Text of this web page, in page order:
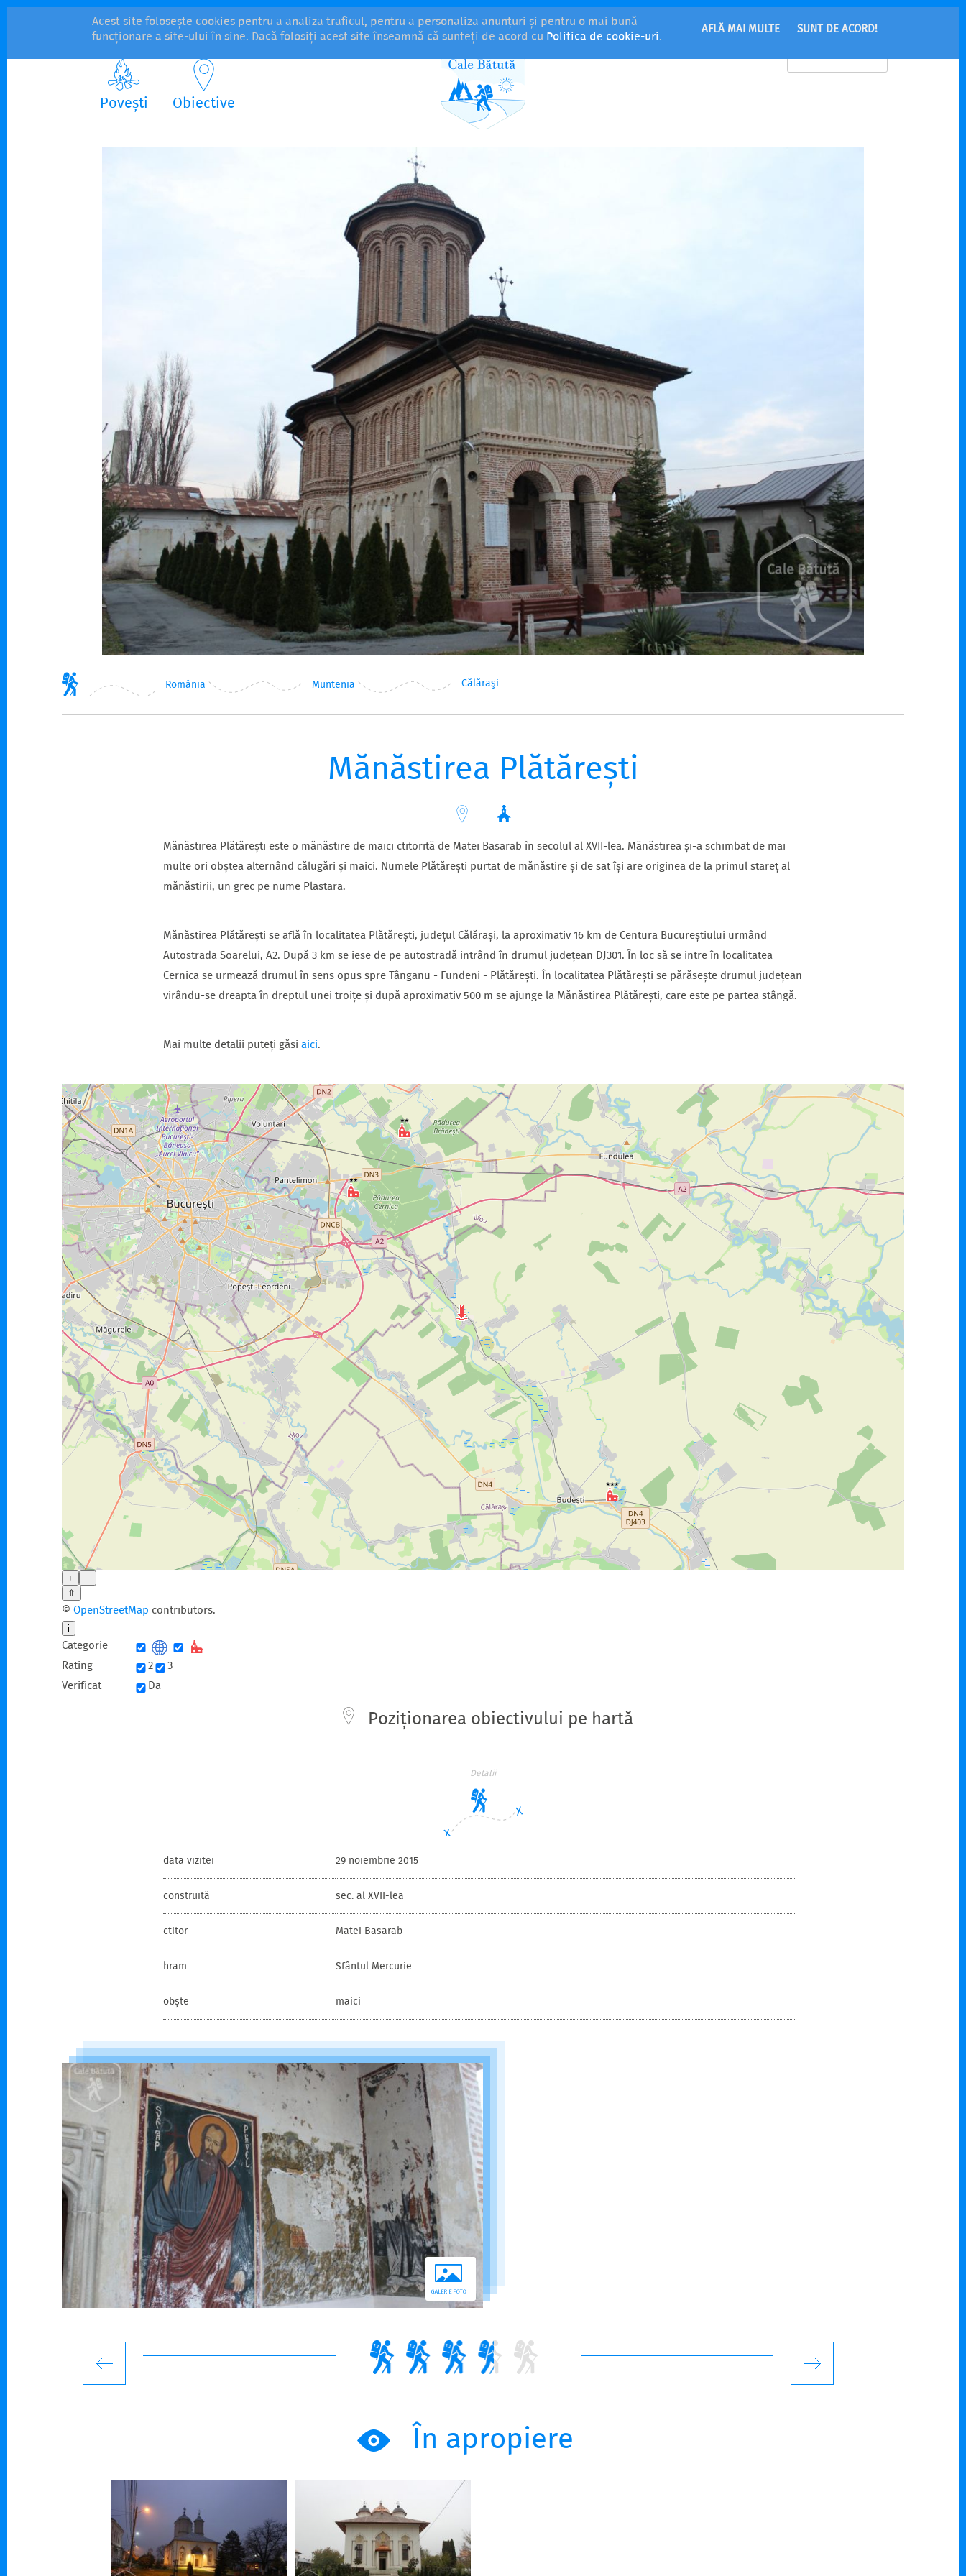
Acest site folosește cookies pentru a analiza traficul, pentru a personaliza anunțuri și pentru o mai bună
funcționare a site-ului în sine. Dacă folosiți acest site înseamnă că sunteți de acord cu Politica de cookie-uri. AFLĂ MAI MULTE SUNT DE ACORD!
Povești Obiective
România Muntenia Călăraşi
Mănăstirea Plătărești
Mănăstirea Plătărești este o mănăstire de maici ctitorită de Matei Basarab în secolul al XVII-lea. Mănăstirea și-a schimbat de mai
multe ori obștea alternând călugări și maici. Numele Plătărești purtat de mănăstire și de sat își are originea de la primul stareț al
mănăstirii, un grec pe nume Plastara.
Mănăstirea Plătărești se află în localitatea Plătărești, județul Călărași, la aproximativ 16 km de Centura Bucureștiului urmând
Autostrada Soarelui, A2. După 3 km se iese de pe autostradă intrând în drumul județean DJ301. În loc să se intre în localitatea
Cernica se urmează drumul în sens opus spre Tânganu - Fundeni - Plătărești. În localitatea Plătărești se părăsește drumul județean
virându-se dreapta în dreptul unei troițe și după aproximativ 500 m se ajunge la Mănăstirea Plătărești, care este pe partea stângă.
Mai multe detalii puteți găsi aici.
+
−
⇧
© OpenStreetMap contributors.
i
Categorie
Rating
2
3
Verificat
Da
Poziționarea obiectivului pe hartă
Detalii
data vizitei 29 noiembrie 2015
construită sec. al XVII-lea
ctitor Matei Basarab
hram Sfântul Mercurie
obște maici
În apropiere